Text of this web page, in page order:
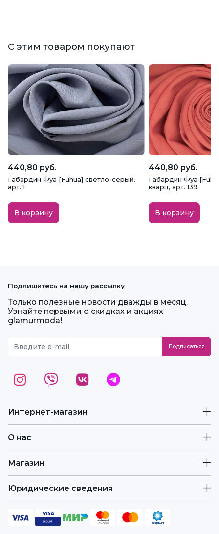
С этим товаром покупают
440,80 руб.
Габардин Фуа [Fuhua] светло-серый,
арт.11
В корзину
440,80 руб.
Габардин Фуа
кварц, арт. 139
В корзину
Интернет-магазин
О нас
Магазин
Юридические сведения
Подпишитесь на нашу рассылку
Только полезные новости дважды в месяц.
Узнайте первыми о скидках и акциях
glamurmoda!